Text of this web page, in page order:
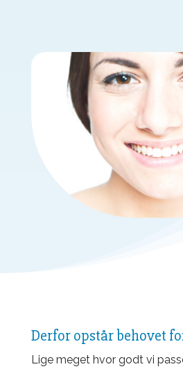
Derfor opstår behovet
Lige meget hvor godt vi